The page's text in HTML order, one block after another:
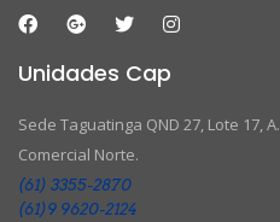
Unidades Cap
Sede Taguatinga QND 27, Lote 17, A.
Comercial Norte.
(61) 3355-2870
(61)9 9620-2124